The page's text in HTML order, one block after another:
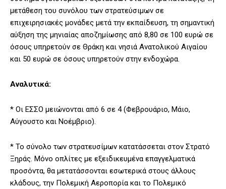
μετάθεση του συνόλου των στρατεύσιμων σε
επιχειρησιακές μονάδες μετά την εκπαίδευση, τη σημαντική
αύξηση της μηνιαίας αποζημίωσης από 8,80 σε 100 ευρώ σε
όσους υπηρετούν σε Θράκη και νησιά Ανατολικού Αιγαίου
και 50 ευρώ σε όσους υπηρετούν στην ενδοχώρα.
Αναλυτικά:
* Οι ΕΣΣΟ μειώνονται από 6 σε 4 (Φεβρουάριο, Μάιο,
Αύγουστο και Νοέμβριο).
* Το σύνολο των στρατευσίμων κατατάσσεται στον Στρατό
Ξηράς. Μόνο οπλίτες με εξειδικευμένα επαγγελματικά
προσόντα, θα μετατάσσονται εσωτερικά στους άλλους
κλάδους, την Πολεμική Αεροπορία και το Πολεμικό